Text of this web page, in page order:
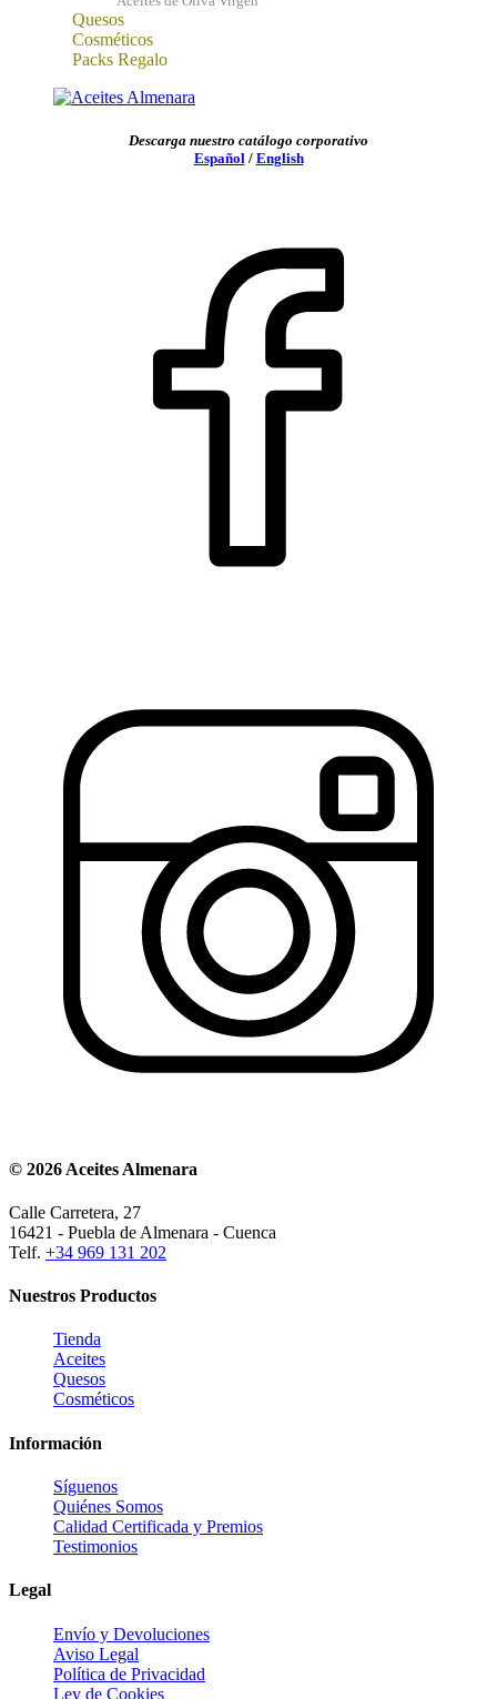
Quesos
Cosméticos
Packs Regalo
Descarga nuestro catálogo corporativo
Español/ English
© 2026 Aceites Almenara
Calle Carretera, 27
16421 - Puebla de Almenara - Cuenca
Telf. +34 969 131 202
Nuestros Productos
Tienda
Aceites
Quesos
Cosméticos
Información
Síguenos
Quiénes Somos
Calidad Certificada y Premios
Testimonios
Legal
Envío y Devoluciones
Aviso Legal
Política de Privacidad
Ley de Cookies